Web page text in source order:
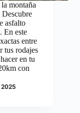
montaña
Descubre
asfalto
En este
entre
tus rodajes
en tu
con
2025